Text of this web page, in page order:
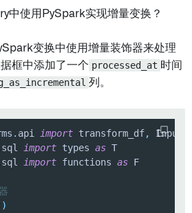
中使用PySpark实现增量变换？
变换中使用增量装饰器来处理
框中添加了一个 processed_at 时间
列。
. api import transform_df, Input
sql import types as
sql import functions as
)